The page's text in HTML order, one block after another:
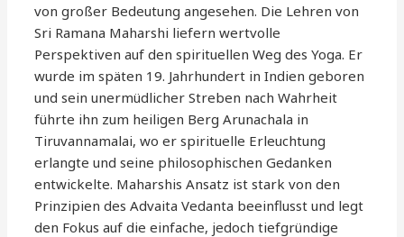
von großer Bedeutung angesehen. Die Lehren von
Sri Ramana Maharshi liefern wertvolle
Perspektiven auf den spirituellen Weg des Yoga. Er
wurde im späten 19. Jahrhundert in Indien geboren
und sein unermüdlicher Streben nach Wahrheit
führte ihn zum heiligen Berg Arunachala in
Tiruvannamalai, wo er spirituelle Erleuchtung
erlangte und seine philosophischen Gedanken
entwickelte. Maharshis Ansatz ist stark von den
Prinzipien des Advaita Vedanta beeinflusst und legt
den Fokus auf die einfache, jedoch tiefgründige